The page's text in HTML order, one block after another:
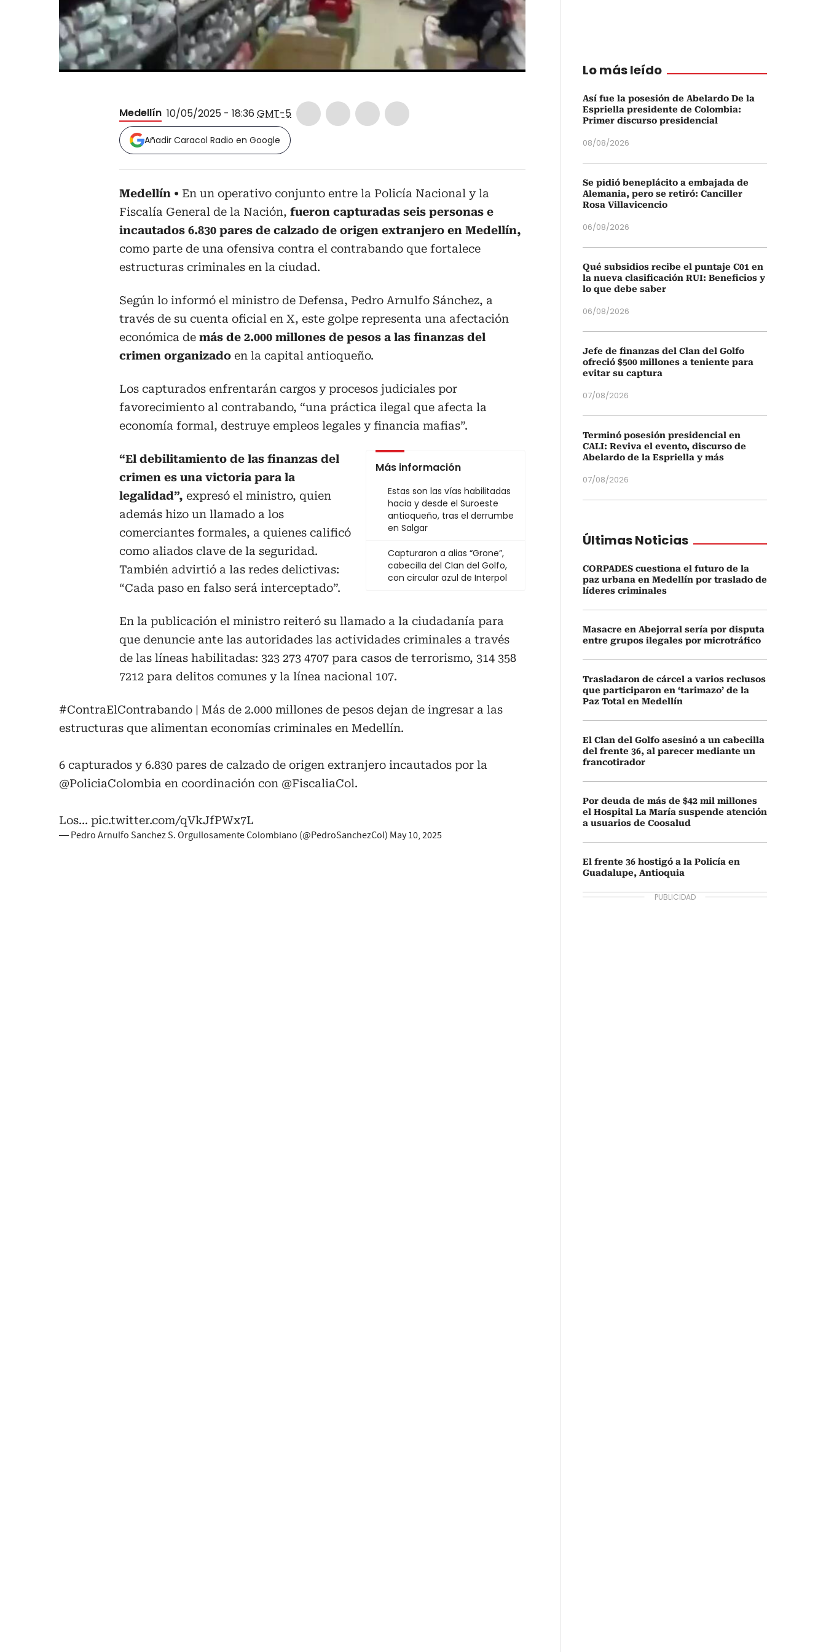
Medellín 10/05/2025 - 18:36 GMT-5
Añadir Caracol Radio en Google
Medellín
En un operativo conjunto entre la Policía Nacional y la
Fiscalía General de la Nación, fueron capturadas seis personas e
incautados 6.830 pares de calzado de origen extranjero en Medellín,
como parte de una ofensiva contra el contrabando que fortalece
estructuras criminales en la ciudad.
Según lo informó el ministro de Defensa, Pedro Arnulfo Sánchez, a
través de su cuenta oficial en X, este golpe representa una afectación
económica de más de 2.000 millones de pesos a las finanzas del
crimen organizado en la capital antioqueño.
Los capturados enfrentarán cargos y procesos judiciales por
favorecimiento al contrabando, “una práctica ilegal que afecta la
economía formal, destruye empleos legales y financia mafias”.
Más información
Estas son las vías habilitadas
hacia y desde el Suroeste
antioqueño, tras el derrumbe
en Salgar
Capturaron a alias “Grone”,
cabecilla del Clan del Golfo,
con circular azul de Interpol
“El debilitamiento de las finanzas del
crimen es una victoria para la
legalidad”, expresó el ministro, quien
además hizo un llamado a los
comerciantes formales, a quienes calificó
como aliados clave de la seguridad.
También advirtió a las redes delictivas:
“Cada paso en falso será interceptado”.
En la publicación el ministro reiteró su llamado a la ciudadanía para
que denuncie ante las autoridades las actividades criminales a través
de las líneas habilitadas: 323 273 4707 para casos de terrorismo, 314 358
7212 para delitos comunes y la línea nacional 107.
#ContraElContrabando | Más de 2.000 millones de pesos dejan de ingresar a las
estructuras que alimentan economías criminales en Medellín.
6 capturados y 6.830 pares de calzado de origen extranjero incautados por la
@PoliciaColombia en coordinación con @FiscaliaCol.
Los… pic.twitter.com/qVkJfPWx7L
— Pedro Arnulfo Sanchez S. Orgullosamente Colombiano (@PedroSanchezCol) May 10, 2025
Lo más leído
Así fue la posesión de Abelardo De la
Espriella presidente de Colombia:
Primer discurso presidencial
08/08/2026
Se pidió beneplácito a embajada de
Alemania, pero se retiró: Canciller
Rosa Villavicencio
06/08/2026
Qué subsidios recibe el puntaje C01 en
la nueva clasificación RUI: Beneficios y
lo que debe saber
06/08/2026
Jefe de finanzas del Clan del Golfo
ofreció $500 millones a teniente para
evitar su captura
07/08/2026
Terminó posesión presidencial en
CALI: Reviva el evento, discurso de
Abelardo de la Espriella y más
07/08/2026
Últimas Noticias
CORPADES cuestiona el futuro de la
paz urbana en Medellín por traslado de
líderes criminales
Masacre en Abejorral sería por disputa
entre grupos ilegales por microtráfico
Trasladaron de cárcel a varios reclusos
que participaron en ‘tarimazo’ de la
Paz Total en Medellín
El Clan del Golfo asesinó a un cabecilla
del frente 36, al parecer mediante un
francotirador
Por deuda de más de $42 mil millones
el Hospital La María suspende atención
a usuarios de Coosalud
El frente 36 hostigó a la Policía en
Guadalupe, Antioquia